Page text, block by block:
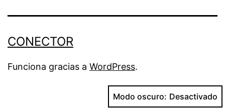
CONECTOR
Funciona gracias a WordPress.
Modo oscuro: